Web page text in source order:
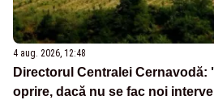
4 aug. 2026, 12:48
Directorul Centralei Cernavodă:
oprire, dacă nu se fac noi